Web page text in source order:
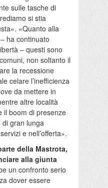
sulle tasche di
si stia
«Quanto alla
ha continuato
– questi sono
non soltanto il
la recessione
celare l’inefficienza
da mettere in
altre località
il boom di presenze
di gran lunga
e nell’offerta».
della Mastrota,
alla giunta
un confronto serio
dover essere